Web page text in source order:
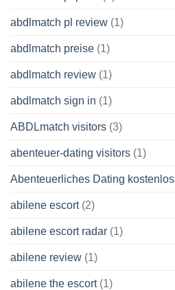
abdlmatch pl review (1)
abdlmatch preise (1)
abdlmatch review (1)
abdlmatch sign in (1)
ABDLmatch visitors (3)
abenteuer-dating visitors (1)
Abenteuerliches Dating kostenlos
abilene escort(2)
abilene escort radar (1)
abilene review (1)
abilene the escort(1)